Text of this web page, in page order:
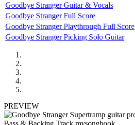
Goodbye Stranger Guitar & Vocals
Goodbye Stranger Full Score
Goodbye Stranger Playthrough Full Score
Goodbye Stranger Picking Solo Guitar
PREVIEW